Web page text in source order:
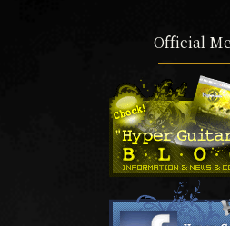
Official